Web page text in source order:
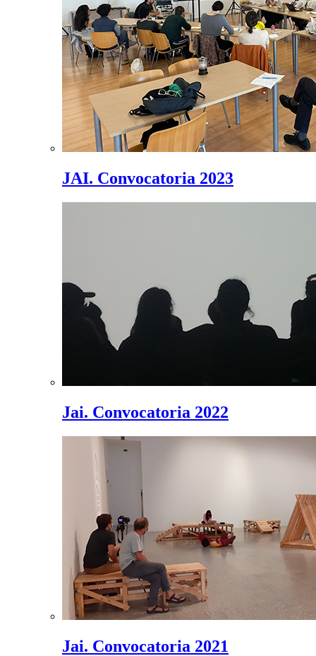
JAI. Convocatoria 2023
Jai. Convocatoria 2022
Jai. Convocatoria 2021